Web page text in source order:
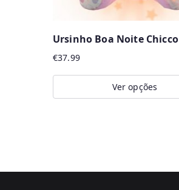
Ursinho Boa Noite Chicco
€37.99
Ver opções
variants.